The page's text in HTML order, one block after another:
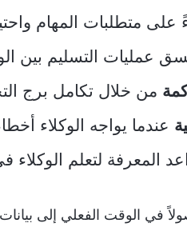
على متطلبات المهام
عمليات التسليم بين
من خلال تكامل برج
عندما يواجه الوكلاء
المعرفة لتعلم الوكلاء